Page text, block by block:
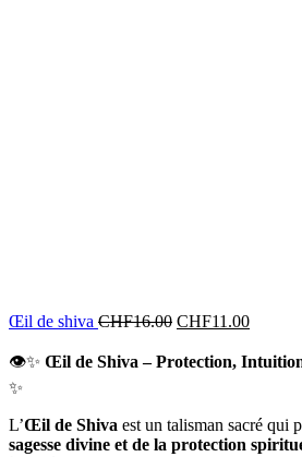
Œil de shiva CHF16.00 CHF11.00
👁️✨ Œil de Shiva – Protection,
✨
L’Œil de Shiva est un talisman sacré qui
sagesse divine et de la protection